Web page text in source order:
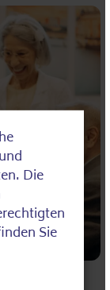
data
Die
Sie